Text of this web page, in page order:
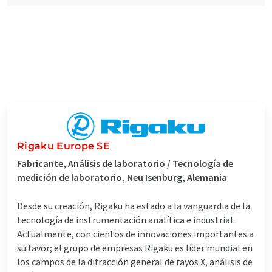
Rigaku Europe SE
Fabricante, Análisis de laboratorio / Tecnología de
medición de laboratorio, Neu Isenburg, Alemania
Desde su creación, Rigaku ha estado a la vanguardia de la
tecnología de instrumentación analítica e industrial.
Actualmente, con cientos de innovaciones importantes a
su favor; el grupo de empresas Rigaku es líder mundial en
los campos de la difracción general de rayos X, análisis de